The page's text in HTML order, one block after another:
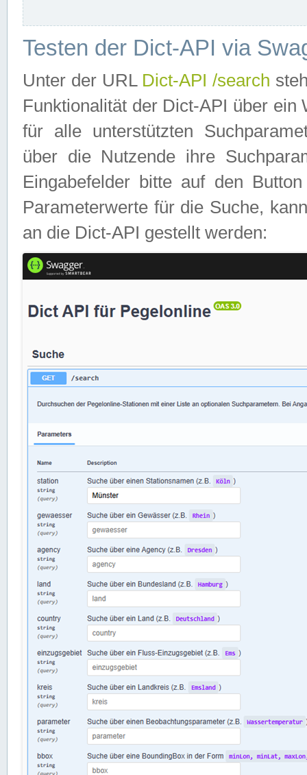
Testen der Dict-API via
Unter der URL Dict-API /search
Funktionalität der Dict-API über
für alle unterstützten
über die Nutzende ihre
Eingabefelder bitte auf den
Parameterwerte für die Suche,
an die Dict-API gestellt werden: